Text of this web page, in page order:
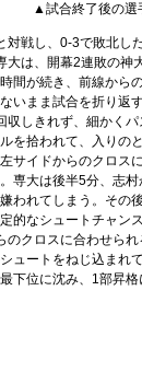
▲試合終了後の選
戦し、0-3で敗北し
大は、開幕2連敗の神
間が続き、前線から
いまま試合を折り返
収しきれず、細かくパ
を拾われて、入りの
サイドからのクロス
専大は後半5分、志
われてしまう。その
的なシュートチャン
のクロスに合わせら
ュートをねじ込まれ
下位に沈み、1部昇